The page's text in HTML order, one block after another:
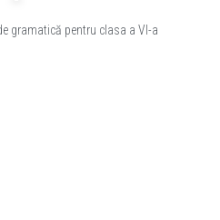
gramatică pentru clasa a VI-a